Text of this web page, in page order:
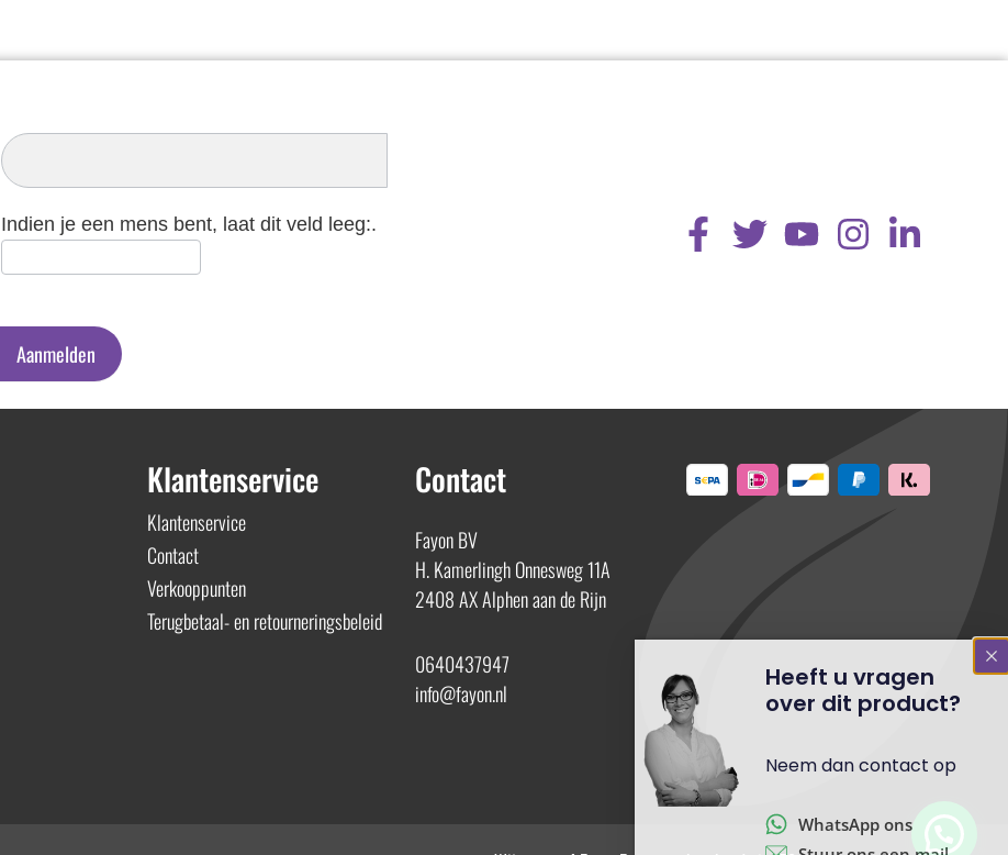
Inschrijven
Nieuwsbrief
Indien je een mens bent, laat dit veld leeg:.
Aanmelden
Klantenservice
Klantenservice
Contact
Verkooppunten
Terugbetaal- en retourneringsbeleid
Contact
Fayon BV
H. Kamerlingh Onnesweg 11A
2408 AX Alphen aan de Rijn
0640437947
info@fayon.nl
Neem dan contact op
WhatsApp ons
Stuur ons een mail
Bel ons direct op